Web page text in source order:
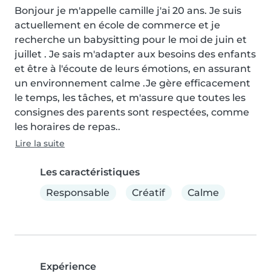
Bonjour je m'appelle camille j'ai 20 ans. Je suis
actuellement en école de commerce et je
recherche un babysitting pour le moi de juin et
juillet . Je sais m'adapter aux besoins des enfants
et être à l'écoute de leurs émotions, en assurant
un environnement calme .Je gère efficacement
le temps, les tâches, et m'assure que toutes les
consignes des parents sont respectées, comme
les horaires de repas..
Lire la suite
Les caractéristiques
Responsable
Créatif Calme
Expérience